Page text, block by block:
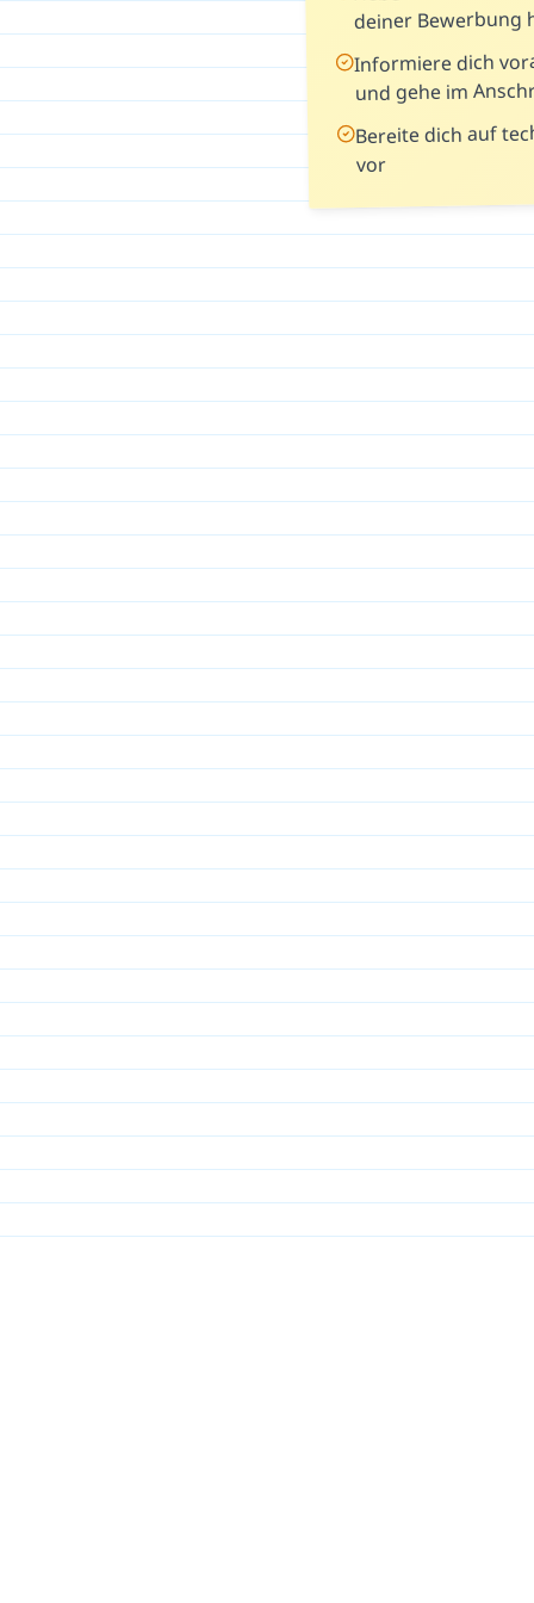
deiner Bewerbung
Informiere dich
und gehe im
Bereite dich auf
vor